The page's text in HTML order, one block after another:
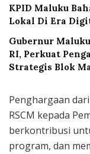
KPID Maluku
Lokal Di Era
Gubernur
RI, Perkuat
Strategis Blok
Penghargaan
RSCM kepada
berkontribusi
program, dan